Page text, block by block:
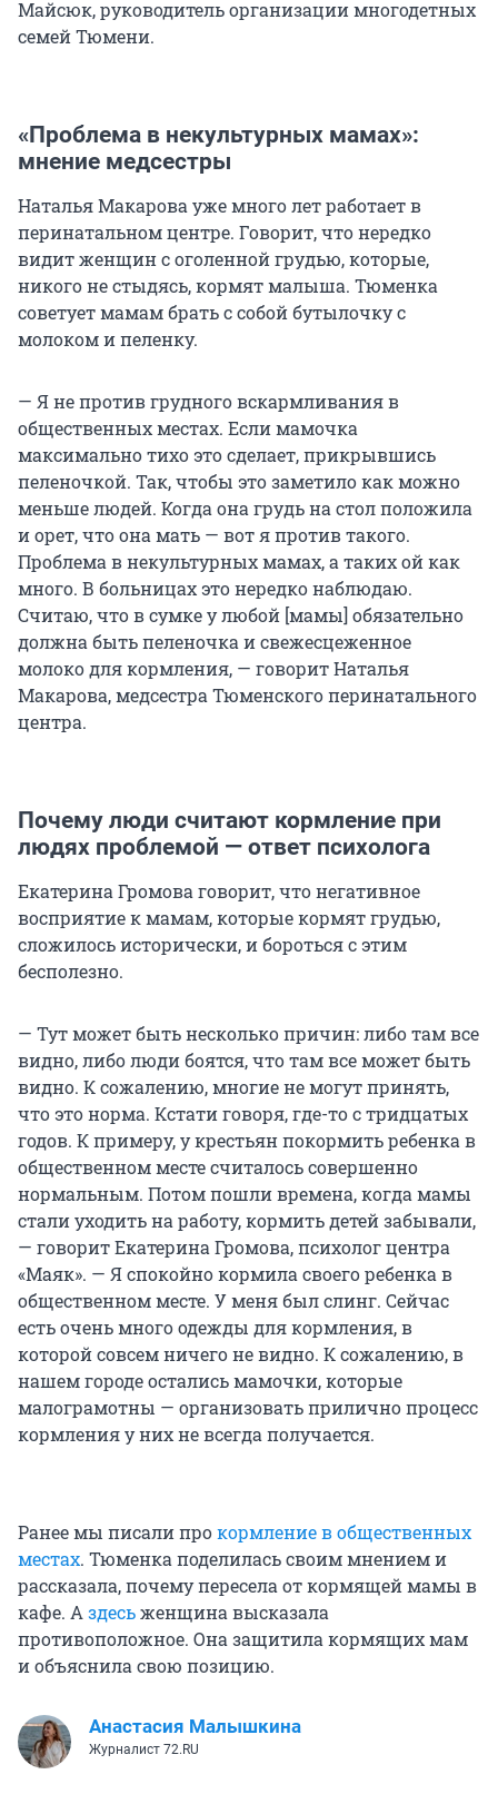
Майсюк, руководитель организации многодетных
семей Тюмени.
«Проблема в некультурных мамах»:
мнение медсестры
Наталья Макарова уже много лет работает в
перинатальном центре. Говорит, что нередко
видит женщин с оголенной грудью, которые,
никого не стыдясь, кормят малыша. Тюменка
советует мамам брать с собой бутылочку с
молоком и пеленку.
— Я не против грудного вскармливания в
общественных местах. Если мамочка
максимально тихо это сделает, прикрывшись
пеленочкой. Так, чтобы это заметило как можно
меньше людей. Когда она грудь на стол положила
и орет, что она мать — вот я против такого.
Проблема в некультурных мамах, а таких ой как
много. В больницах это нередко наблюдаю.
Считаю, что в сумке у любой [мамы] обязательно
должна быть пеленочка и свежесцеженное
молоко для кормления, — говорит Наталья
Макарова, медсестра Тюменского перинатального
центра.
Почему люди считают кормление при
людях проблемой — ответ психолога
Екатерина Громова говорит, что негативное
восприятие к мамам, которые кормят грудью,
сложилось исторически, и бороться с этим
бесполезно.
— Тут может быть несколько причин: либо там все
видно, либо люди боятся, что там все может быть
видно. К сожалению, многие не могут принять,
что это норма. Кстати говоря, где-то с тридцатых
годов. К примеру, у крестьян покормить ребенка в
общественном месте считалось совершенно
нормальным. Потом пошли времена, когда мамы
стали уходить на работу, кормить детей забывали,
— говорит Екатерина Громова, психолог центра
«Маяк». — Я спокойно кормила своего ребенка в
общественном месте. У меня был слинг. Сейчас
есть очень много одежды для кормления, в
которой совсем ничего не видно. К сожалению, в
нашем городе остались мамочки, которые
малограмотны — организовать прилично процесс
кормления у них не всегда получается.
Ранее мы писали прокормление в общественных
местах. Тюменка поделилась своим мнением и
рассказала, почему пересела от кормящей мамы в
кафе. Аздесьженщина высказала
противоположное. Она защитила кормящих мам
и объяснила свою позицию.
Анастасия Малышкина
Журналист 72.RU